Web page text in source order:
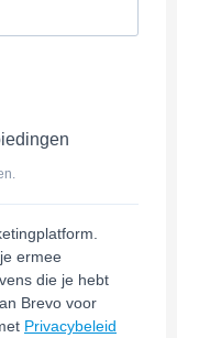
ermee
die je hebt
Brevo voor
Privacybeleid